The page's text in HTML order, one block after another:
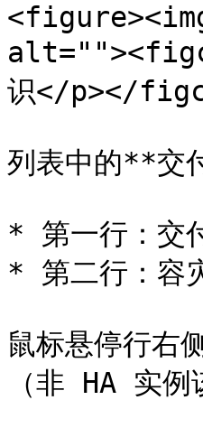
识</p></
列表中的**交
* 第一行：
* 第二行：容
鼠标悬停行
（非 HA 实例